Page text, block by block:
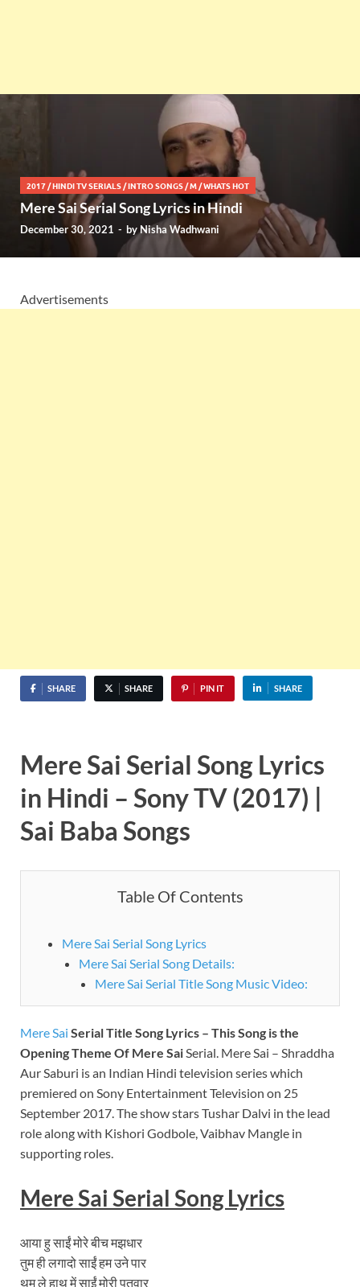
2017 /HINDI TV SERIALS /INTRO SONGS /M /WHATS HOT
Mere Sai Serial Song Lyrics in Hindi
December 30, 2021 - byNisha Wadhwani
Advertisements
SHARE SHARE PIN IT SHARE
Mere Sai Serial Song Lyrics
in Hindi – Sony TV (2017) |
Sai Baba Songs
Table Of Contents
Mere Sai Serial Song Lyrics
Mere Sai Serial Song Details:
Mere Sai Serial Title Song Music Video:
Mere Sai Serial Title Song Lyrics – This Song is the
Opening Theme Of Mere SaiSerial. Mere Sai – Shraddha
Aur Saburi is an Indian Hindi television series which
premiered on Sony Entertainment Television on 25
September 2017. The show stars Tushar Dalvi in the lead
role along with Kishori Godbole, Vaibhav Mangle in
supporting roles.
Mere Sai Serial Song Lyrics
आया हु साईं मोरे बीच मझधार
तुम ही लगादो साईं हम उने पार
थम ले हाथ में साईं मोरी पतवार